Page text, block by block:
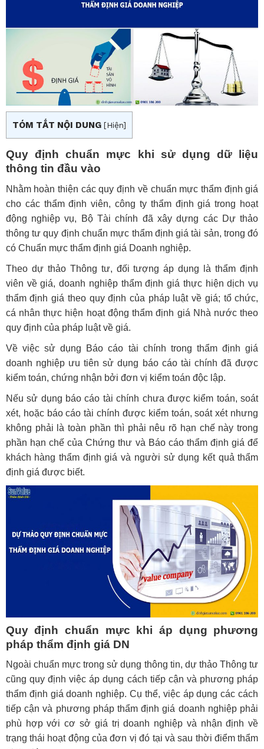
TÓM TẮT NỘI DUNG [Hiện]
Quy định chuẩn mực khi sử dụng dữ liệu
thông tin đầu vào
Nhằm hoàn thiện các quy định về chuẩn mực thẩm định giá
cho các thẩm định viên, công ty thẩm định giá trong hoạt
động nghiệp vụ, Bộ Tài chính đã xây dựng các Dự thảo
thông tư quy định chuẩn mực thẩm định giá tài sản, trong đó
có Chuẩn mực thẩm định giá Doanh nghiệp.
Theo dự thảo Thông tư, đối tượng áp dụng là thẩm định
viên về giá, doanh nghiệp thẩm định giá thực hiện dịch vụ
thẩm định giá theo quy định của pháp luật về giá; tổ chức,
cá nhân thực hiện hoạt động thẩm định giá Nhà nước theo
quy định của pháp luật về giá.
Về việc sử dụng Báo cáo tài chính trong thẩm định giá
doanh nghiệp ưu tiên sử dụng báo cáo tài chính đã được
kiểm toán, chứng nhận bởi đơn vị kiểm toán độc lập.
Nếu sử dụng báo cáo tài chính chưa được kiểm toán, soát
xét, hoặc báo cáo tài chính được kiểm toán, soát xét nhưng
không phải là toàn phần thì phải nêu rõ hạn chế này trong
phần hạn chế của Chứng thư và Báo cáo thẩm định giá để
khách hàng thẩm định giá và người sử dụng kết quả thẩm
định giá được biết.
Quy định chuẩn mực khi áp dụng phương
pháp thẩm định giá DN
Ngoài chuẩn mực trong sử dụng thông tin, dự thảo Thông tư
cũng quy định việc áp dụng cách tiếp cận và phương pháp
thẩm định giá doanh nghiệp. Cụ thể, việc áp dụng các cách
tiếp cận và phương pháp thẩm định giá doanh nghiệp phải
phù hợp với cơ sở giá trị doanh nghiệp và nhận định về
trạng thái hoạt động của đơn vị đó tại và sau thời điểm thẩm